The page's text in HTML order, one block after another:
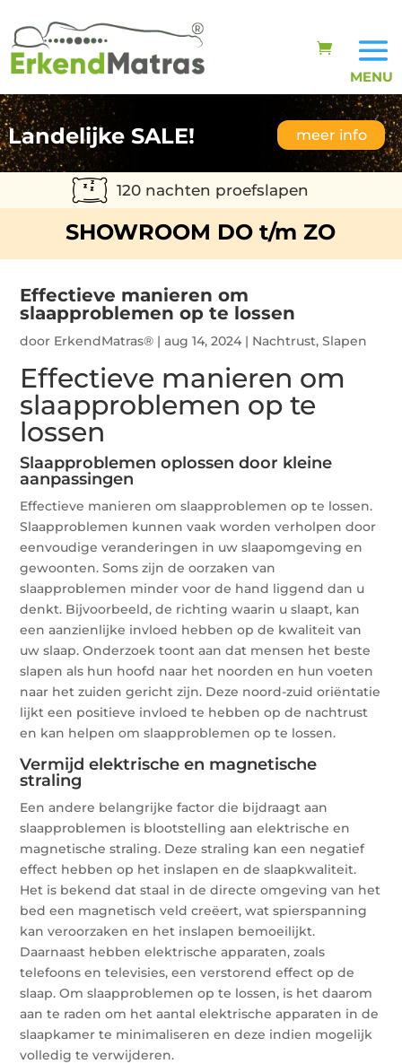
Landelijke SALE! meer info
120 nachten proefslapen
SHOWROOM DO t/m ZO
Effectieve manieren om
slaapproblemen op te lossen
door ErkendMatras® |aug 14, 2024 | Nachtrust,Slapen
Effectieve manieren om
slaapproblemen op te
lossen
Slaapproblemen oplossen door kleine
aanpassingen
Effectieve manieren om slaapproblemen op te lossen.
Slaapproblemen kunnen vaak worden verholpen door
eenvoudige veranderingen in uw slaapomgeving en
gewoonten. Soms zijn de oorzaken van
slaapproblemen minder voor de hand liggend dan u
denkt. Bijvoorbeeld, de richting waarin u slaapt, kan
een aanzienlijke invloed hebben op de kwaliteit van
uw slaap. Onderzoek toont aan dat mensen het beste
slapen als hun hoofd naar het noorden en hun voeten
naar het zuiden gericht zijn. Deze noord-zuid oriëntatie
lijkt een positieve invloed te hebben op de nachtrust
en kan helpen om slaapproblemen op te lossen.
Vermijd elektrische en magnetische
straling
Een andere belangrijke factor die bijdraagt aan
slaapproblemen is blootstelling aan elektrische en
magnetische straling. Deze straling kan een negatief
effect hebben op het inslapen en de slaapkwaliteit.
Het is bekend dat staal in de directe omgeving van het
bed een magnetisch veld creëert, wat spierspanning
kan veroorzaken en het inslapen bemoeilijkt.
Daarnaast hebben elektrische apparaten, zoals
telefoons en televisies, een verstorend effect op de
slaap. Om slaapproblemen op te lossen, is het daarom
aan te raden om het aantal elektrische apparaten in de
slaapkamer te minimaliseren en deze indien mogelijk
volledig te verwijderen.